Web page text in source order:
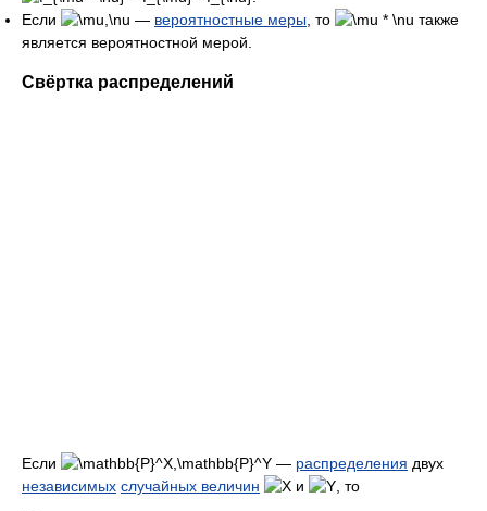
Если
— вероятностные меры , то
также
является вероятностной мерой.
Свёртка распределений
Если — распределения двух
независимых случайных величин и , то